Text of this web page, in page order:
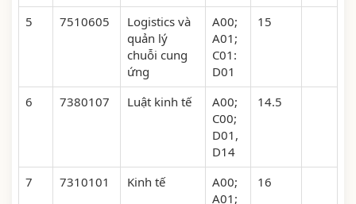
5 7510605
Logistics và
quản lý
chuỗi cung
ứng
A00;
A01;
C01:
D01
15
6 7380107 Luật kinh tế
A00;
C00;
D01,
D14
14.5
7 7310101 Kinh tế
A00;
A01;
16